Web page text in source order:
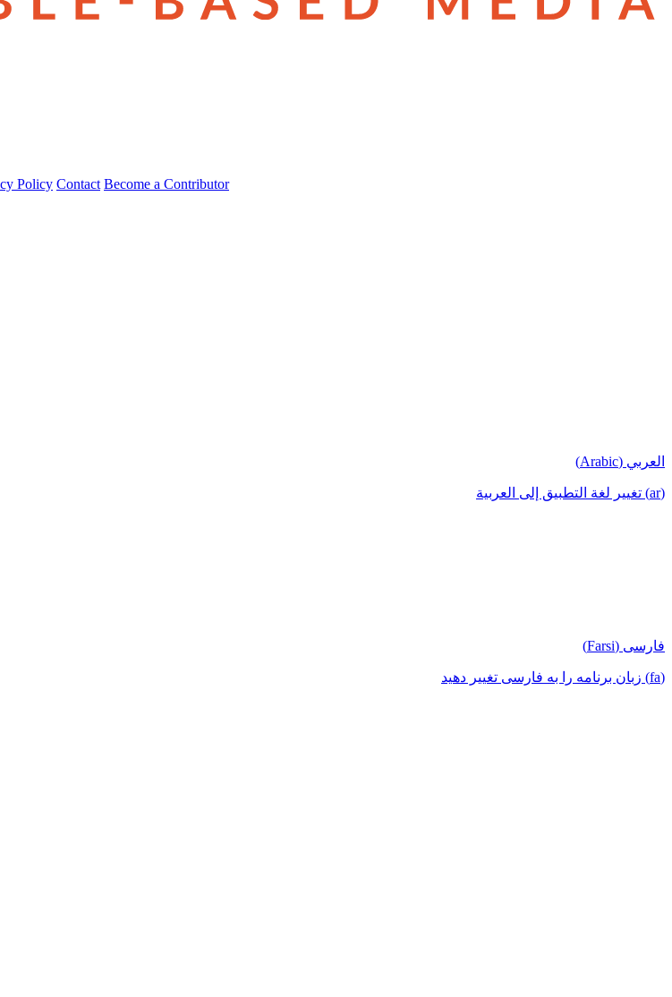
Policy Contact Become a Contributor
العربي (Arabic)
(ar) تغيير لغة التطبيق إلى العربية
فارسی (Farsi)
(fa) زبان برنامه را به فارسی تغییر دهید